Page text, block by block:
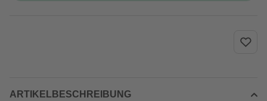
ARTIKELBESCHREIBUNG